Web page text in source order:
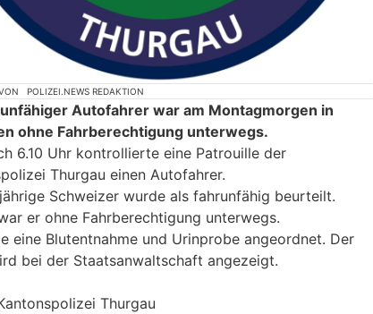
POLIZEI.NEWS REDAKTION
Autofahrer war am Montagmorgen in
ohne Fahrberechtigung unterwegs.
6.10 Uhr kontrollierte eine Patrouille der
Thurgau einen Autofahrer.
Schweizer wurde als fahrunfähig beurteilt.
er ohne Fahrberechtigung unterwegs.
eine Blutentnahme und Urinprobe angeordnet. Der
bei der Staatsanwaltschaft angezeigt.
Thurgau